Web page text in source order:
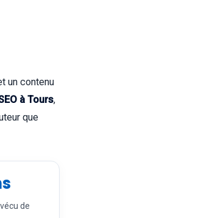
un contenu
à Tours,
que
de